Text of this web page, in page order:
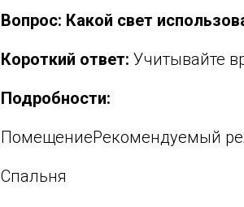
Вопрос: Какой свет
Короткий ответ: Учитывайте
Подробности:
ПомещениеРекомендуемый
Спальня